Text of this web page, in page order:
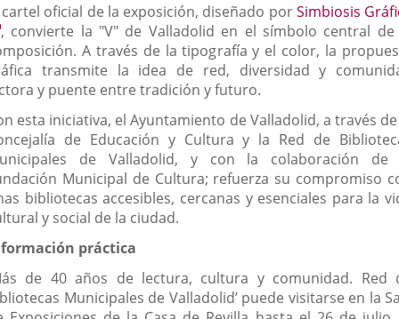
cartel oficial de la exposición, diseñado porSimbiosis
Enlace
a
una
aplicación
, convierte la "V" de Valladolid en el símbolo central de
A través de la tipografía y el color, la
transmite la idea de red, diversidad y
y puente entre tradición y futuro.
esta iniciativa, el Ayuntamiento de Valladolid, a través
de Educación y Cultura y la Red de
de Valladolid, y con la colaboración de
Municipal de Cultura; refuerza su compromiso
bibliotecas accesibles, cercanas y esenciales para la
y social de la ciudad.
práctica
de 40 años de lectura, cultura y comunidad. Red
Municipales de Valladolid’ puede visitarse en la